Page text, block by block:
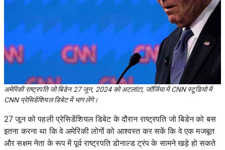
अमेरिकी राष्ट्रपति जो बिडेन 27 जून, 2024 को अटलांटा, जॉर्जिया में CNN स्टूडियो में
CNN प्रेसिडेंशियल डिबेट में भाग लेंगे।
27 जून को पहली प्रेसिडेंशियल डिबेट के दौरान राष्ट्रपतिजो बिडेन को बस
इतना करना था कि वे अमेरिकी लोगों को आश्वस्त कर सकें कि वे एक मजबूत
और सक्षम नेता के रूप में पूर्व राष्ट्रपति डोनाल्ड ट्रंप के सामने खड़े हो सकते